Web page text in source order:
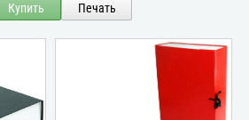
Купить Печать